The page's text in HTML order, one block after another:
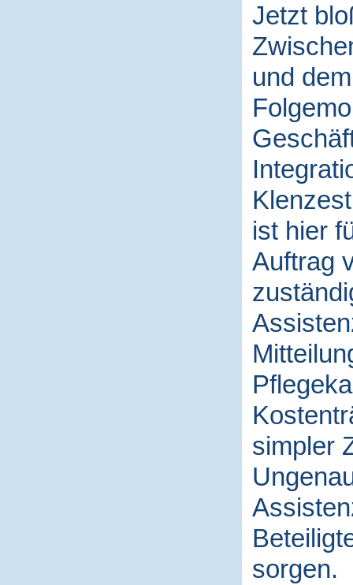
Jetzt
und
ist hier
Auftrag
simpler
sorgen.